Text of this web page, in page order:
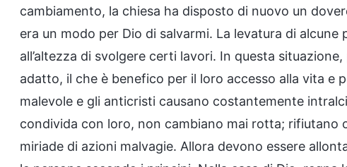
cambiamento, la chiesa ha disposto di nuovo un
era un modo per Dio di salvarmi. La levatura di
all’altezza di svolgere certi lavori. In questa
adatto, il che è benefico per il loro accesso alla vita e
malevole e gli anticristi causano costantemente
condivida con loro, non cambiano mai rotta; rifiutano
miriade di azioni malvagie. Allora devono essere